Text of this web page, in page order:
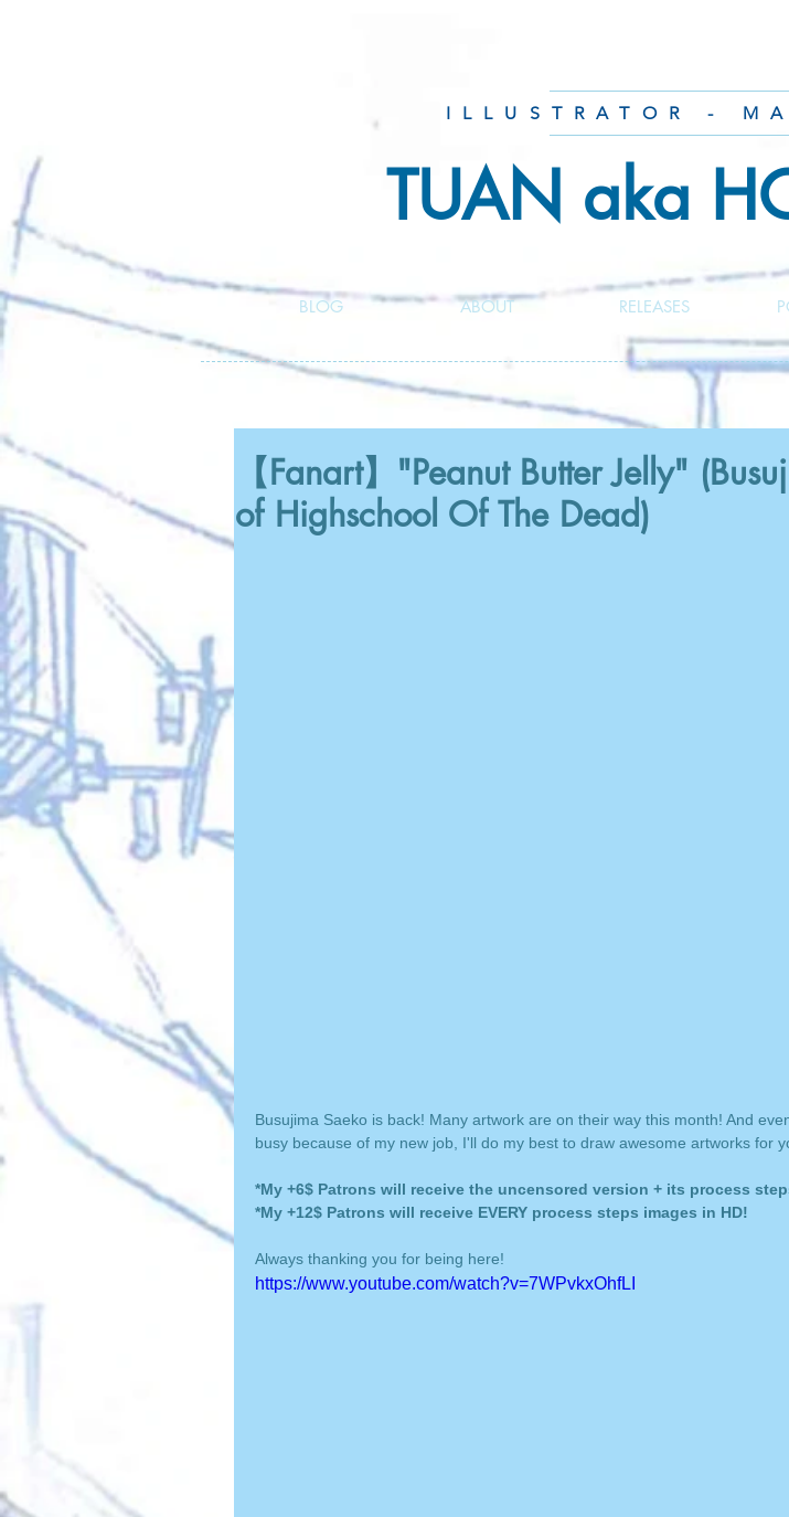
ILLUSTRATOR -
TUAN aka
BLOG ABOUT RELEASES
【Fanart】"Peanut Butter Jelly"
of Highschool Of The Dead)
Busujima Saeko is back! Many artwork are on their way this month! And
busy because of my new job, I'll do my best to draw awesome artworks for
*My +6$ Patrons will receive the uncensored version + its process
*My +12$ Patrons will receive EVERY process steps images in HD!
Always thanking you for being here!
https://www.youtube.com/watch?v=7WPvkxOhfLI